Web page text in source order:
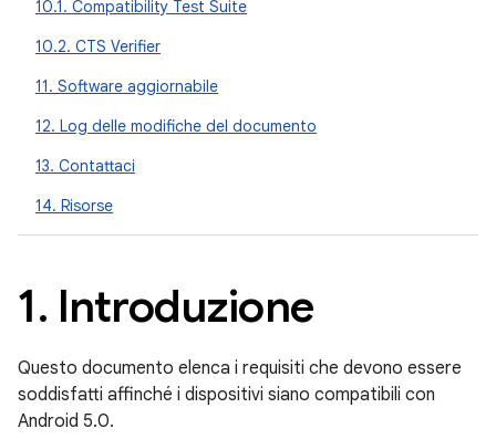
10.1. Compatibility Test Suite
10.2. CTS Verifier
11. Software aggiornabile
12. Log delle modifiche del documento
13. Contattaci
14. Risorse
1. Introduzione
Questo documento elenca i requisiti che devono essere
soddisfatti affinché i dispositivi siano compatibili con
Android 5.0.